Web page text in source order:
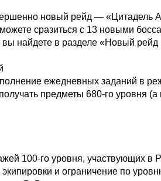
новый рейд — «Цитадель
сразиться с 13 новыми
найдете в разделе «Новый рейд
ежедневных заданий в
предметы 680-го уровня (а
100-го уровня, участвующих в
и ограничение по